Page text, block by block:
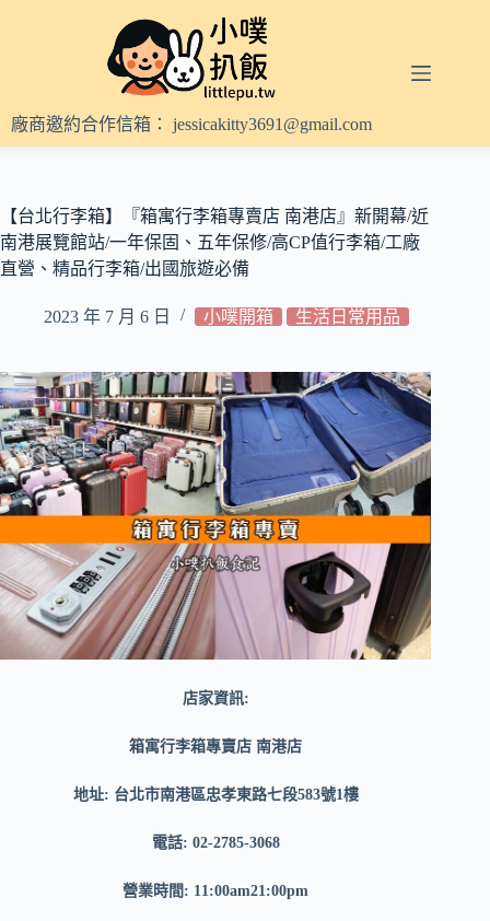
內
容
廠商邀約合作信箱： jessicakitty3691@gmail.com
【台北行李箱】『箱寓行李箱專賣店 南港店』新開幕/近
南港展覽館站/一年保固、五年保修/高CP值行李箱/工廠
直營、精品行李箱/出國旅遊必備
2023 年 7 月 6 日 小噗開箱 生活日常用品
店家資訊:
箱寓行李箱專賣店 南港店
地址: 台北市南港區忠孝東路七段583號1樓
電話: 02-2785-3068
營業時間: 11:00am21:00pm